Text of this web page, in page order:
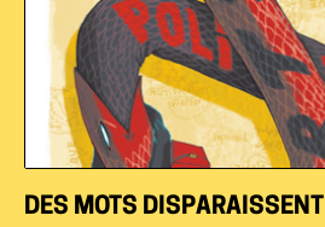
DES MOTS DISPARAISSENT